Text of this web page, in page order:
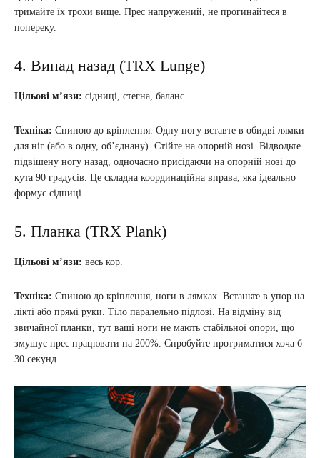
тримайте їх трохи вище. Прес напружений, не прогинайтеся в
попереку.
4. Випад назад (TRX Lunge)
Цільові м’язи: сідниці, стегна, баланс.
Техніка: Спиною до кріплення. Одну ногу вставте в обидві лямки
для ніг (або в одну, об’єднану). Стійте на опорній нозі. Відводьте
підвішену ногу назад, одночасно присідаючи на опорній нозі до
кута 90 градусів. Це складна координаційна вправа, яка ідеально
формує сідниці.
5. Планка (TRX Plank)
Цільові м’язи: весь кор.
Техніка: Спиною до кріплення, ноги в лямках. Встаньте в упор на
лікті або прямі руки. Тіло паралельно підлозі. На відміну від
звичайної планки, тут ваші ноги не мають стабільної опори, що
змушує прес працювати на 200%. Спробуйте протриматися хоча б
30 секунд.